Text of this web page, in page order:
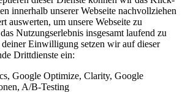
innerhalb unserer Webseite nachvollziehen
auswerten, um unsere Webseite zu
Nutzungserlebnis insgesamt laufend zu
Einwilligung setzen wir auf dieser
Drittdienste ein:
Google Optimize, Clarity, Google
A/B-Testing